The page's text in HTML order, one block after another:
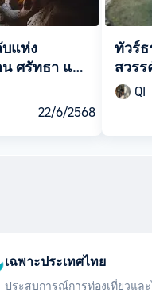
แห่ง
ศรัทธา และ
าติสร้าง
22/6/2568
ทัวร์
สวรร
จากก
QI
เฉพาะประเทศไทย
ประสบการณ์การท่องเที่ยวแล